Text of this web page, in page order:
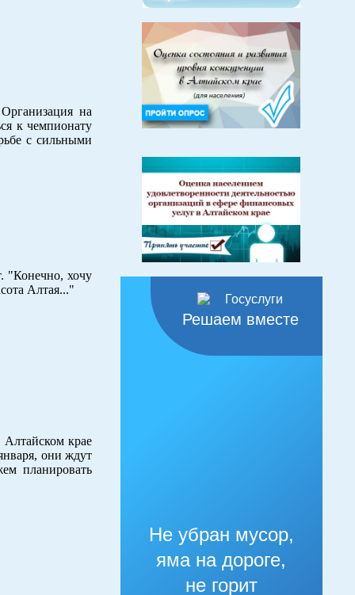
на
к чемпионату
с сильными
"Конечно, хочу
Алтая..."
крае
они ждут
планировать
Решаем вместе
Не убран мусор,
яма на дороге,
не горит